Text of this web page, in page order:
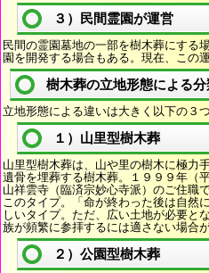
３）民間霊園が運営
民間の霊園墓地の一部を樹木葬にする
園を開発する場合もある。現在、この
樹木葬の立地形態による分
立地形態による違いは大きく以下の３
１）山里型樹木葬
山里型樹木葬は、山や里の樹木に極力
遺骨を埋葬する樹木葬。１９９９年（
山祥雲寺（臨済宗妙心寺派）のご住職
このタイプ。「命が終わった後は自然
しいタイプ。ただ、広い土地が必要と
族が頻繁に参拝するには適さない場合が
２）公園型樹木葬